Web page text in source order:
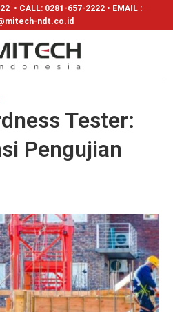
• CALL: 0281-657-2222 • EMAIL :
ndt.co.id
Tester:
Pengujian